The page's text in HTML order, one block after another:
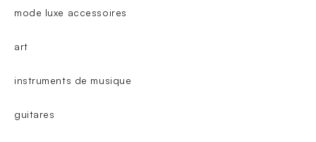
mode luxe accessoires
art
instruments de musique
guitares